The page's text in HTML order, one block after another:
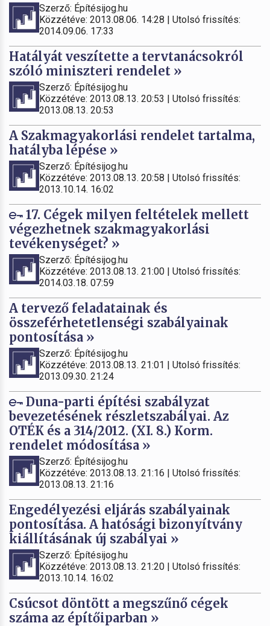
Szerző: Építésijog.hu
Közzétéve: 2013.08.06. 14:28 | Utolsó frissítés:
2014.09.06. 17:33
Hatályát veszítette a tervtanácsokról
szóló miniszteri rendelet »
Szerző: Építésijog.hu
Közzétéve: 2013.08.13. 20:53 | Utolsó frissítés:
2013.08.13. 20:53
A Szakmagyakorlási rendelet tartalma,
hatályba lépése »
Szerző: Építésijog.hu
Közzétéve: 2013.08.13. 20:58 | Utolsó frissítés:
2013.10.14. 16:02
17. Cégek milyen feltételek mellett
végezhetnek szakmagyakorlási
tevékenységet? »
Szerző: Építésijog.hu
Közzétéve: 2013.08.13. 21:00 | Utolsó frissítés:
2014.03.18. 07:59
A tervező feladatainak és
összeférhetetlenségi szabályainak
pontosítása »
Szerző: Építésijog.hu
Közzétéve: 2013.08.13. 21:01 | Utolsó frissítés:
2013.09.30. 21:24
Duna-parti építési szabályzat
bevezetésének részletszabályai. Az
OTÉK és a 314/2012. (XI. 8.) Korm.
rendelet módosítása »
Szerző: Építésijog.hu
Közzétéve: 2013.08.13. 21:16 | Utolsó frissítés:
2013.08.13. 21:16
Engedélyezési eljárás szabályainak
pontosítása. A hatósági bizonyítvány
kiállításának új szabályai »
Szerző: Építésijog.hu
Közzétéve: 2013.08.13. 21:20 | Utolsó frissítés:
2013.10.14. 16:02
Csúcsot döntött a megszűnő cégek
száma az építőiparban »